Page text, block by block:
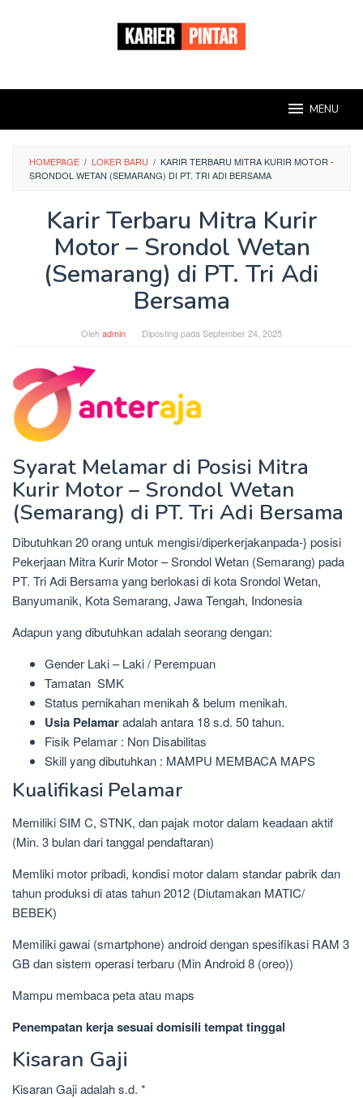
MENU
HOMEPAGE / LOKER BARU / KARIR TERBARU MITRA KURIR MOTOR -
SRONDOL WETAN (SEMARANG) DI PT. TRI ADI BERSAMA
Karir Terbaru Mitra Kurir
Motor – Srondol Wetan
(Semarang) di PT. Tri Adi
Bersama
Olehadmin Diposting pada September 24, 2025
Syarat Melamar di Posisi Mitra
Kurir Motor – Srondol Wetan
(Semarang) di PT. Tri Adi Bersama
Dibutuhkan 20 orang untuk mengisi/diperkerjakanpada-} posisi
Pekerjaan Mitra Kurir Motor – Srondol Wetan (Semarang) pada
PT. Tri Adi Bersama yang berlokasi di kota Srondol Wetan,
Banyumanik, Kota Semarang, Jawa Tengah, Indonesia
Adapun yang dibutuhkan adalah seorang dengan:
Gender Laki – Laki / Perempuan
Tamatan SMK
Status pernikahan menikah & belum menikah.
Usia Pelamaradalah antara 18 s.d. 50 tahun.
Fisik Pelamar : Non Disabilitas
Skill yang dibutuhkan : MAMPU MEMBACA MAPS
Kualifikasi Pelamar
Memiliki SIM C, STNK, dan pajak motor dalam keadaan aktif
(Min. 3 bulan dari tanggal pendaftaran)
Memliki motor pribadi, kondisi motor dalam standar pabrik dan
tahun produksi di atas tahun 2012 (Diutamakan MATIC/
BEBEK)
Memiliki gawai (smartphone) android dengan spesifikasi RAM 3
GB dan sistem operasi terbaru (Min Android 8 (oreo))
Mampu membaca peta atau maps
Penempatan kerja sesuai domisili tempat tinggal
Kisaran Gaji
Kisaran Gaji adalah s.d. *